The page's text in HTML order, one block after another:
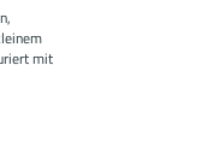
mit